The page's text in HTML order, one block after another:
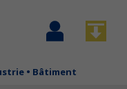
• Bâtiment